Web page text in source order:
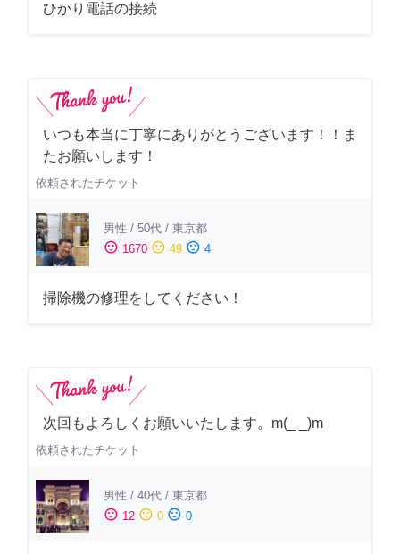
ひかり電話の接続
いつも本当に丁寧にありがとうございます！！ま
たお願いします！
依頼されたチケット
男性 / 50代 / 東京都
sentiment_satisfied 1670 sentiment_neutral 49 sentiment_dissatisfied 4
掃除機の修理をしてください！
次回もよろしくお願いいたします。m(_ _)m
依頼されたチケット
男性 / 40代 / 東京都
sentiment_satisfied 12 sentiment_neutral 0 sentiment_dissatisfied 0